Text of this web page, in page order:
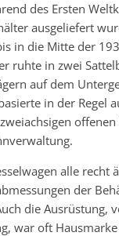
des Ersten
ausgeliefert
in die Mitte der
ruhte in zwei
auf dem
in der Regel
alle recht
der
die Ausrüstung,
war oft